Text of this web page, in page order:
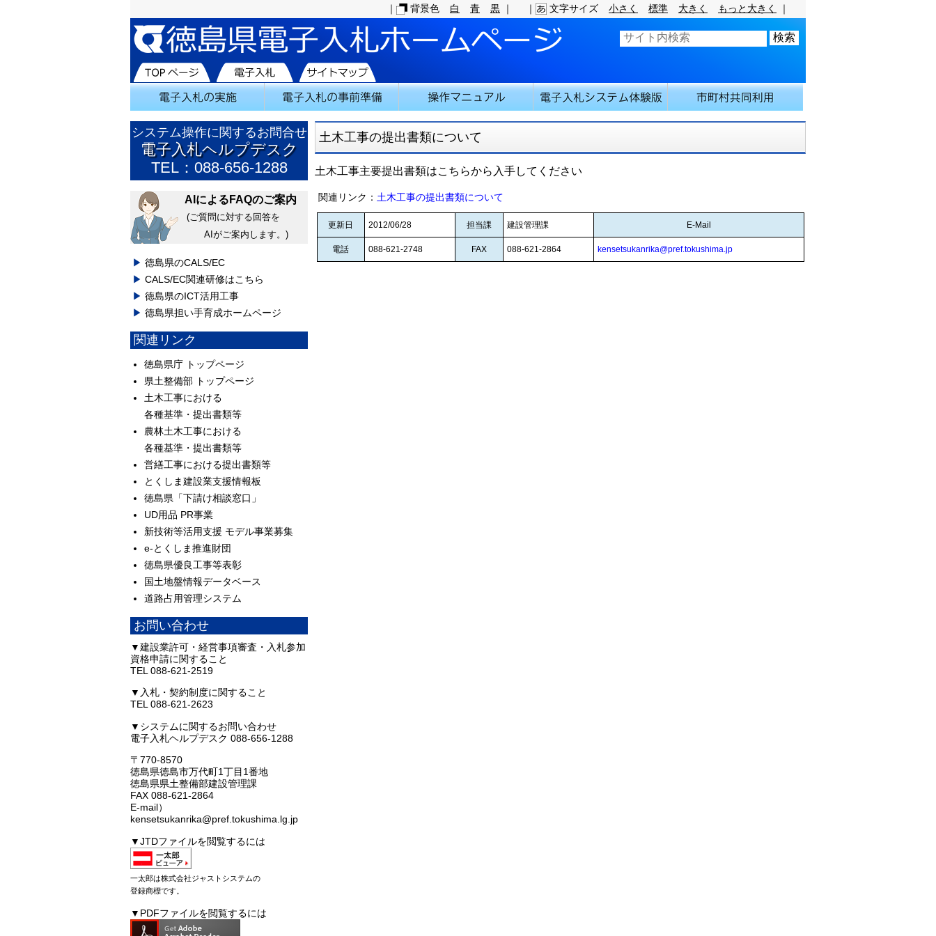
｜ 背景色 白 青 黒 ｜ ｜ 文字サイズ 小さく 標準 大きく もっと大きく ｜
土木工事の提出書類について
土木工事主要提出書類はこちらから入手してください
関連リンク： 土木工事の提出書類について
更新日 2012/06/28 担当課 建設管理課 E-Mail
電話 088-621-2748 FAX 088-621-2864 kensetsukanrika@pref.tokushima.jp
システム操作に関するお問合せ
電子入札ヘルプデスク
TEL：088-656-1288
AIによるFAQのご案内
(ご質問に対する回答を
AIがご案内します。)
徳島県のCALS/EC
CALS/EC関連研修はこちら
徳島県のICT活用工事
徳島県担い手育成ホームページ
関連リンク
徳島県庁 トップページ
県土整備部 トップページ
土木工事における
各種基準・提出書類等
農林土木工事における
各種基準・提出書類等
営繕工事における提出書類等
とくしま建設業支援情報板
徳島県「下請け相談窓口」
UD用品 PR事業
新技術等活用支援 モデル事業募集
e-とくしま推進財団
徳島県優良工事等表彰
国土地盤情報データベース
道路占用管理システム
お問い合わせ
▼建設業許可・経営事項審査・入札参加
資格申請に関すること
TEL 088-621-2519
▼入札・契約制度に関すること
TEL 088-621-2623
▼システムに関するお問い合わせ
電子入札ヘルプデスク 088-656-1288
〒770-8570
徳島県徳島市万代町1丁目1番地
徳島県県土整備部建設管理課
FAX 088-621-2864
E-mail）
kensetsukanrika@pref.tokushima.lg.jp
▼JTDファイルを閲覧するには
一太郎は株式会社ジャストシステムの
登録商標です。
▼PDFファイルを閲覧するには